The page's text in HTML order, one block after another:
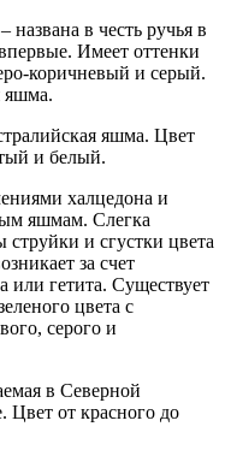
в честь ручья в
Имеет оттенки
коричневый и серый.
яшма.
яшма. Цвет
и белый.
халцедона и
яшмам. Слегка
струйки и сгустки цвета
за счет
или гетита. Существует
цвета с
серого и
в Северной
от красного до